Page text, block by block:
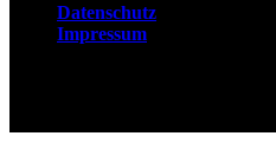
Datenschutz
Impressum